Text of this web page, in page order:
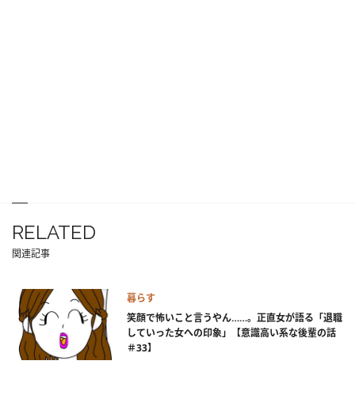
RELATED
関連記事
暮らす
笑顔で怖いこと言うやん……。正直女が語る「退職
していった女への印象」【意識高い系な後輩の話
＃33】